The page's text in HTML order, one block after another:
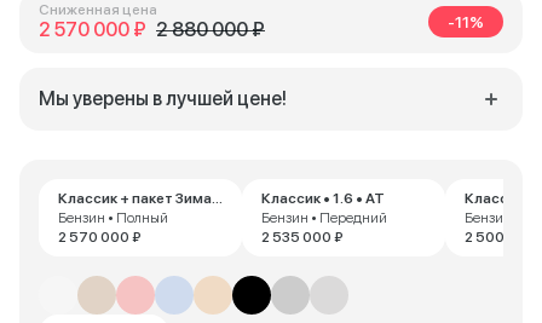
Классик + пакет Зима • 1.6 • MT
Бензин • Полный
2 570 000 ₽
Классик • 1.6 • AT
Бензин • Передний
2 535 000 ₽
Классик •
Бензин •
2 500 000
Сниженная цена
2 570 000 ₽ 2 880 000 ₽ -11%
Мы уверены в лучшей цене!